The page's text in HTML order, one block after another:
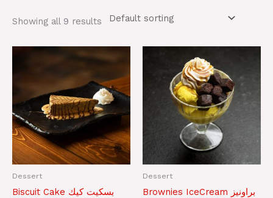
Showing all 9 results
Dessert
Biscuit Cake بسكيت كيك
Dessert
Brownies IceCream براونيز